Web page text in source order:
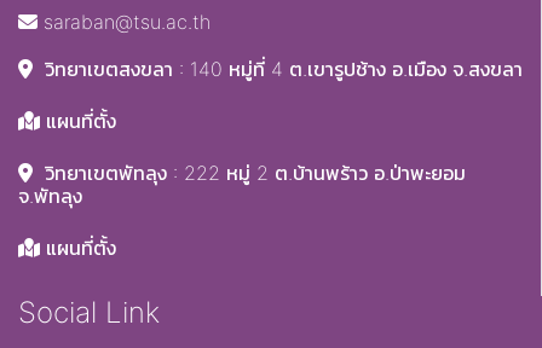
saraban@tsu.ac.th
วิทยาเขตสงขลา : 140 หมู่ที่ 4 ต.เขารูปช้าง อ.เมือง จ.สงขลา
แผนที่ตั้ง
วิทยาเขตพัทลุง : 222 หมู่ 2 ต.บ้านพร้าว อ.ป่าพะยอม
จ.พัทลุง
แผนที่ตั้ง
Social Link